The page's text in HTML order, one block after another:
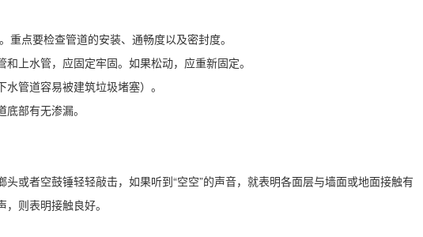
重点要检查管道的安装、通畅度以及密封度。
上水管，应固定牢固。如果松动，应重新固定。
管道容易被建筑垃圾堵塞）。
部有无渗漏。
或者空鼓锤轻轻敲击，如果听到“空空”的声音，就表明各面层与墙面或地面接触有
则表明接触良好。